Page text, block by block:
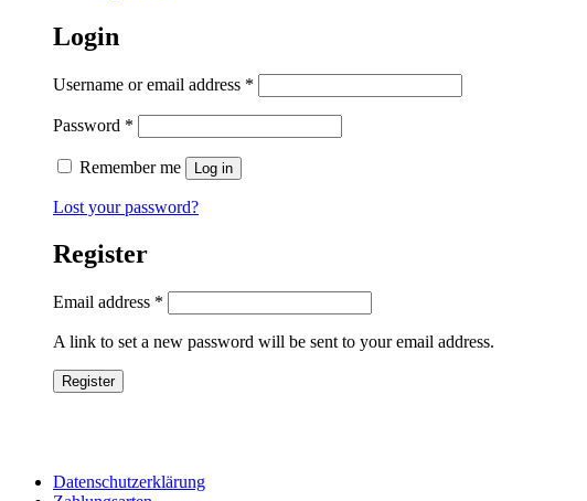
Login
Username or email address *
Password *
Remember me Log in
Lost your password?
Register
Email address *
A link to set a new password will be sent to your email address.
Register
Datenschutzerklärung